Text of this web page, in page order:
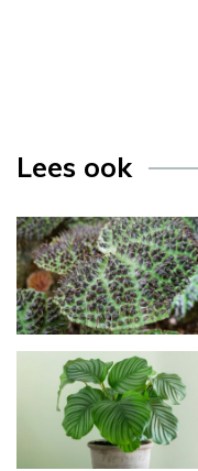
Lees ook